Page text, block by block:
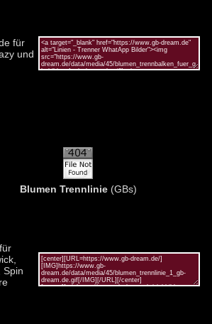
für
und
Blumen Trennlinie(GBs)
Spin